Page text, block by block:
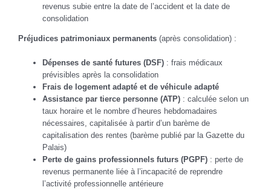
revenus subie entre la date de l’accident et la date de
consolidation
Préjudices patrimoniaux permanents (après consolidation) :
Dépenses de santé futures (DSF) : frais médicaux
prévisibles après la consolidation
Frais de logement adapté et de véhicule adapté
Assistance par tierce personne (ATP) : calculée selon un
taux horaire et le nombre d’heures hebdomadaires
nécessaires, capitalisée à partir d’un barème de
capitalisation des rentes (barème publié par la Gazette du
Palais)
Perte de gains professionnels futurs (PGPF) : perte de
revenus permanente liée à l’incapacité de reprendre
l’activité professionnelle antérieure